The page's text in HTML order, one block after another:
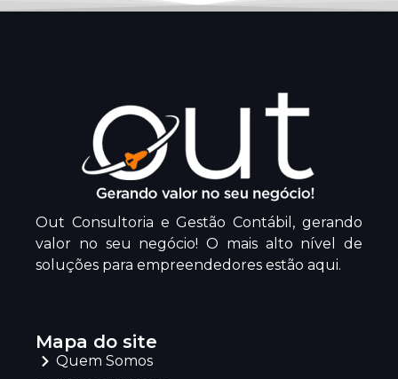
Out Consultoria e Gestão Contábil, gerando
valor no seu negócio! O mais alto nível de
soluções para empreendedores estão aqui.
Mapa do site
Quem Somos